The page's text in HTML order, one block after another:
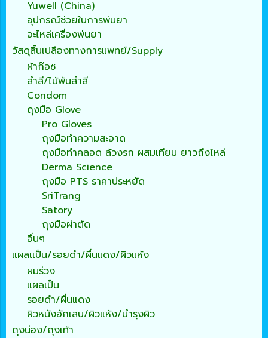
Yuwell (China)
อุปกรณ์ช่วยในการพ่นยา
อะไหล่เครื่องพ่นยา
วัสดุสิ้นเปลืองทางการแพทย์/Supply
ผ้าก๊อซ
สำลี/ไม้พันสำลี
Condom
ถุงมือ Glove
Pro Gloves
ถุงมือทำความสะอาด
ถุงมือทำคลอด ล้วงรก ผสมเทียม ยาวถึงไหล่
Derma Science
ถุงมือ PTS ราคาประหยัด
SriTrang
Satory
ถุงมือผ่าตัด
อื่นๆ
แผลเเป็น/รอยดำ/ผื่นแดง/ผิวแห้ง
ผมร่วง
แผลเป็น
รอยดำ/ผื่นแดง
ผิวหนังอักเสบ/ผิวแห้ง/บำรุงผิว
ถุงน่อง/ถุงเท้า